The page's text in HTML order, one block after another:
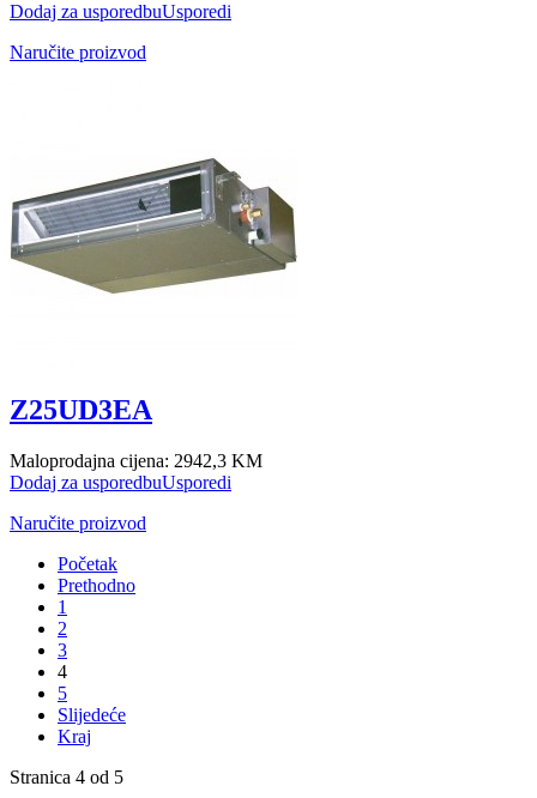
Dodaj za usporedbuUsporedi
Naručite proizvod
Z25UD3EA
Maloprodajna cijena: 2942,3 KM
Dodaj za usporedbuUsporedi
Naručite proizvod
Početak
Prethodno
1
2
3
4
5
Slijedeće
Kraj
Stranica 4 od 5